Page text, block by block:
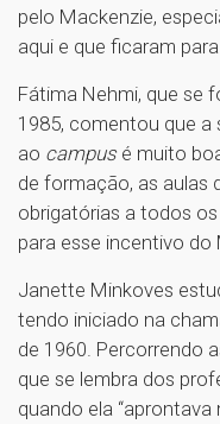
pelo Mackenzie,
aqui e que ficaram
Fátima Nehmi, que se
1985, comentou que
ao campus é muito
de formação, as aulas
obrigatórias a todos
para esse incentivo do
Janette Minkoves
tendo iniciado na
de 1960. Percorrendo
que se lembra dos
quando ela